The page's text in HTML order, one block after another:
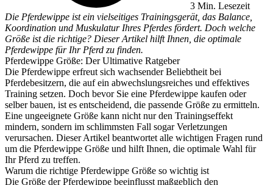
3 Min. Lesezeit
Die Pferdewippe ist ein vielseitiges Trainingsgerät, das Balance,
Koordination und Muskulatur Ihres Pferdes fördert. Doch welche
Größe ist die richtige? Dieser Artikel hilft Ihnen, die optimale
Pferdewippe für Ihr Pferd zu finden.
Pferdewippe Größe: Der Ultimative Ratgeber
Die Pferdewippe erfreut sich wachsender Beliebtheit bei
Pferdebesitzern, die auf ein abwechslungsreiches und effektives
Training setzen. Doch bevor Sie eine Pferdewippe kaufen oder
selber bauen, ist es entscheidend, die passende Größe zu ermitteln.
Eine ungeeignete Größe kann nicht nur den Trainingseffekt
mindern, sondern im schlimmsten Fall sogar Verletzungen
verursachen. Dieser Artikel beantwortet alle wichtigen Fragen rund
um die Pferdewippe Größe und hilft Ihnen, die optimale Wahl für
Ihr Pferd zu treffen.
Warum die richtige Pferdewippe Größe so wichtig ist
Die Größe der Pferdewippe beeinflusst maßgeblich den